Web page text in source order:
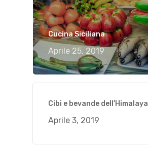
Cucina Siciliana
Aprile 25, 2019
Cibi e bevande dell’Himalaya
Aprile 3, 2019